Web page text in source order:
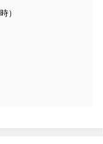
）